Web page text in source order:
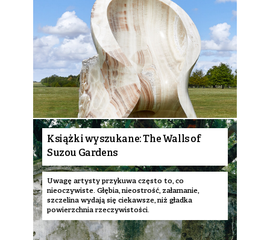
Książki wyszukane: The Walls of
Suzou Gardens
Uwagę artysty przykuwa często to, co
nieoczywiste. Głębia, nieostrość, załamanie,
szczelina wydają się ciekawsze, niż gładka
powierzchnia rzeczywistości.